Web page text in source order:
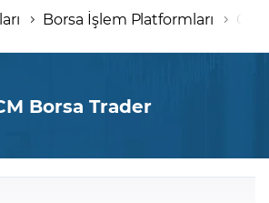
Borsa İşlem Platformları
Borsa Trader